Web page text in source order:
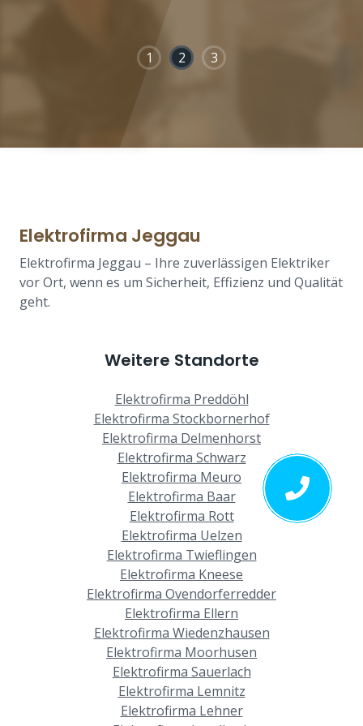
1 2 3
Elektrofirma Jeggau
Elektrofirma Jeggau – Ihre zuverlässigen Elektriker
vor Ort, wenn es um Sicherheit, Effizienz und Qualität
geht.
Weitere Standorte
Elektrofirma Preddöhl
Elektrofirma Stockbornerhof
Elektrofirma Delmenhorst
Elektrofirma Schwarz
Elektrofirma Meuro
Elektrofirma Baar
Elektrofirma Rott
Elektrofirma Uelzen
Elektrofirma Twieflingen
Elektrofirma Kneese
Elektrofirma Ovendorferredder
Elektrofirma Ellern
Elektrofirma Wiedenzhausen
Elektrofirma Moorhusen
Elektrofirma Sauerlach
Elektrofirma Lemnitz
Elektrofirma Lehner